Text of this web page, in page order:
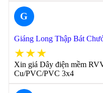
G
Giáng Long Thập Bát
★★★
Xin giá Dây điện mềm
Cu/PVC/PVC 3x4